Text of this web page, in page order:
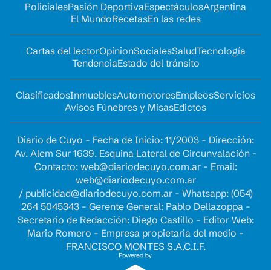
PolicialesPasión DeportivaEspectáculosArgentina
El MundoRecetasEn las redes
Cartas del lectorOpinionSocialesSaludTecnología
TendenciaEstado del tránsito
ClasificadosInmueblesAutomotoresEmpleosServicios
Avisos Fúnebres y MisasEdictos
Diario de Cuyo - Fecha de Inicio: 11/2003 - Dirección:
Av. Alem Sur 1639. Esquina Lateral de Circunvalación -
Contacto: web@diariodecuyo.com.ar- Email:
web@diariodecuyo.com.ar
/ publicidad@diariodecuyo.com.ar- Whatsapp: (054)
264 5045343 - Gerente General: Pablo Dellazoppa -
Secretario de Redacción: Diego Castillo - Editor Web:
Mario Romero - Empresa propietaria del medio -
FRANCISCO MONTES S.A.C.I.F.